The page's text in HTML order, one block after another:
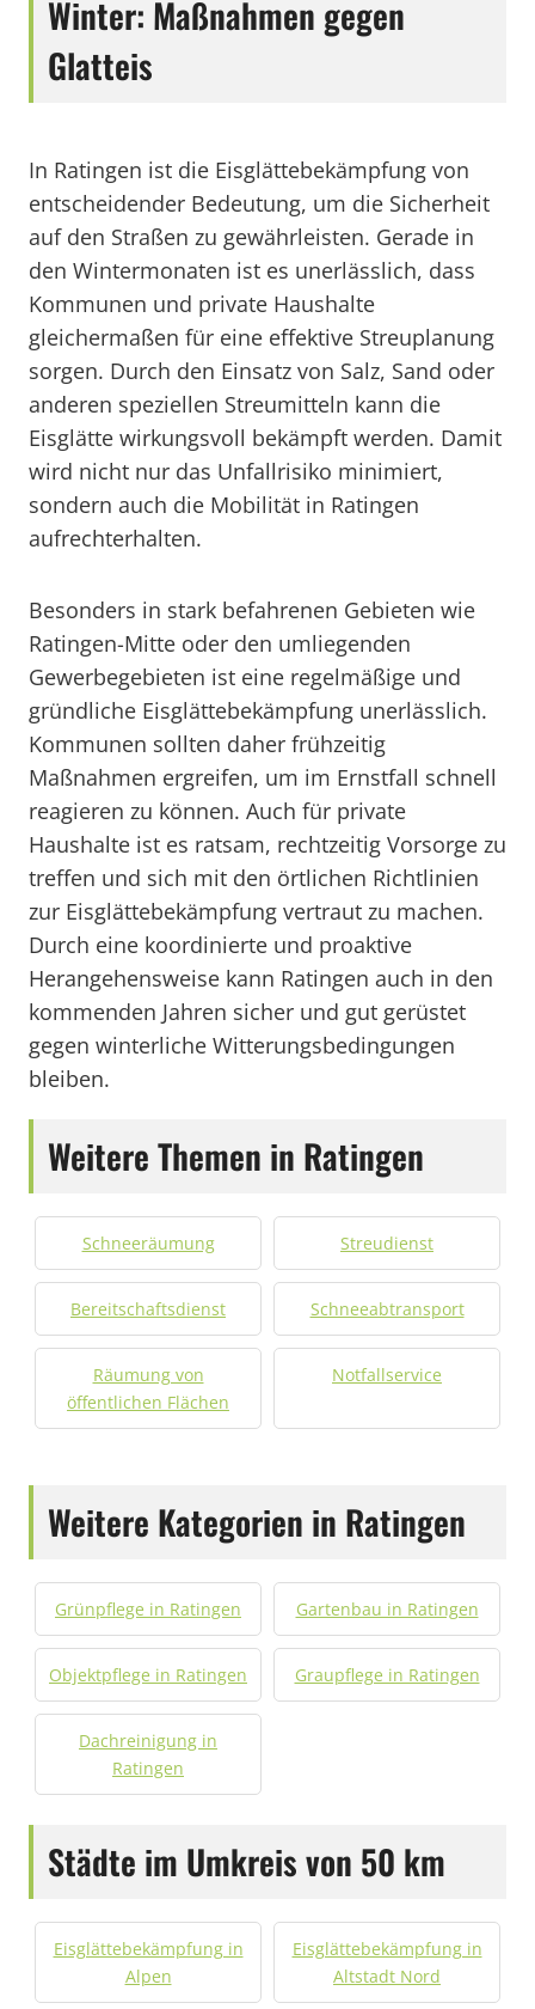
Winter: Maßnahmen gegen
Glatteis
In Ratingen ist die Eisglättebekämpfung von
entscheidender Bedeutung, um die Sicherheit
auf den Straßen zu gewährleisten. Gerade in
den Wintermonaten ist es unerlässlich, dass
Kommunen und private Haushalte
gleichermaßen für eine effektive Streuplanung
sorgen. Durch den Einsatz von Salz, Sand oder
anderen speziellen Streumitteln kann die
Eisglätte wirkungsvoll bekämpft werden. Damit
wird nicht nur das Unfallrisiko minimiert,
sondern auch die Mobilität in Ratingen
aufrechterhalten.
Besonders in stark befahrenen Gebieten wie
Ratingen-Mitte oder den umliegenden
Gewerbegebieten ist eine regelmäßige und
gründliche Eisglättebekämpfung unerlässlich.
Kommunen sollten daher frühzeitig
Maßnahmen ergreifen, um im Ernstfall schnell
reagieren zu können. Auch für private
Haushalte ist es ratsam, rechtzeitig Vorsorge zu
treffen und sich mit den örtlichen Richtlinien
zur Eisglättebekämpfung vertraut zu machen.
Durch eine koordinierte und proaktive
Herangehensweise kann Ratingen auch in den
kommenden Jahren sicher und gut gerüstet
gegen winterliche Witterungsbedingungen
bleiben.
Weitere Themen in Ratingen
Schneeräumung Streudienst
Bereitschaftsdienst Schneeabtransport
Räumung von
öffentlichen Flächen
Notfallservice
Weitere Kategorien in Ratingen
Grünpflege in Ratingen Gartenbau in Ratingen
Objektpflege in Ratingen Graupflege in Ratingen
Dachreinigung in
Ratingen
Städte im Umkreis von 50 km
Eisglättebekämpfung in
Alpen
Eisglättebekämpfung in
Altstadt Nord